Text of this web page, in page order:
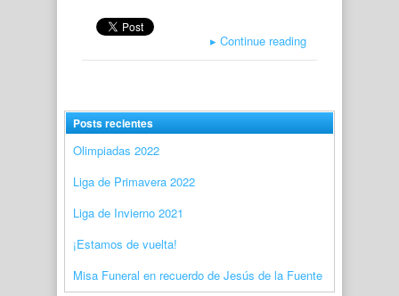
▸ Continue reading
Posts recientes
Olimpiadas 2022
Liga de Primavera 2022
Liga de Invierno 2021
¡Estamos de vuelta!
Misa Funeral en recuerdo de Jesús de la Fuente